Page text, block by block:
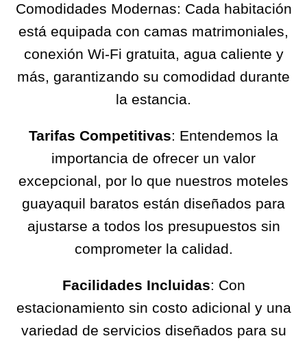
Comodidades Modernas: Cada habitación
está equipada con camas matrimoniales,
conexión Wi-Fi gratuita, agua caliente y
más, garantizando su comodidad durante
la estancia.
Tarifas Competitivas: Entendemos la
importancia de ofrecer un valor
excepcional, por lo que nuestros moteles
guayaquil baratos están diseñados para
ajustarse a todos los presupuestos sin
comprometer la calidad.
Facilidades Incluidas: Con
estacionamiento sin costo adicional y una
variedad de servicios diseñados para su